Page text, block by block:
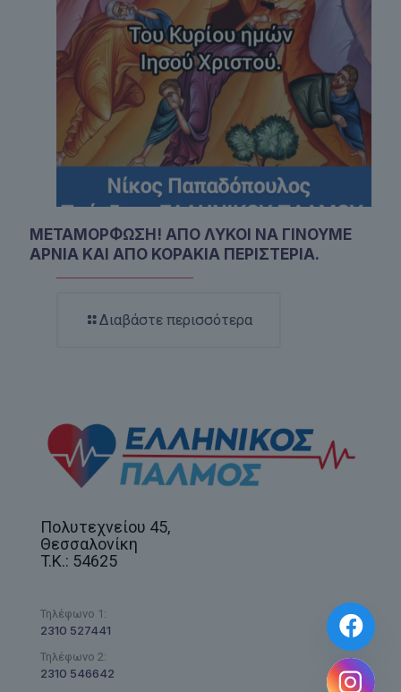
ΜΕΤΑΜΟΡΦΩΣΗ! ΑΠΟ ΛΥΚΟΙ ΝΑ ΓΙΝΟΥΜΕ
ΑΡΝΙΑ ΚΑΙ ΑΠΟ ΚΟΡΑΚΙΑ ΠΕΡΙΣΤΕΡΙΑ.
Διαβάστε περισσότερα
Πολυτεχνείου 45,
Θεσσαλονίκη
T.K.: 54625
2310 527441
Τηλέφωνο 1:
2310 546642
Τηλέφωνο 2: